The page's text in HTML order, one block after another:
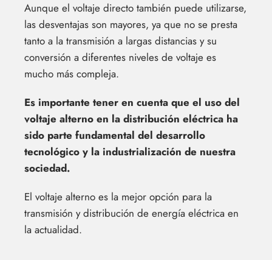
Aunque el voltaje directo también puede utilizarse,
las desventajas son mayores, ya que no se presta
tanto a la transmisión a largas distancias y su
conversión a diferentes niveles de voltaje es
mucho más compleja.
Es importante tener en cuenta que el uso del
voltaje alterno en la distribución eléctrica ha
sido parte fundamental del desarrollo
tecnológico y la industrialización de nuestra
sociedad.
El voltaje alterno es la mejor opción para la
transmisión y distribución de energía eléctrica en
la actualidad.